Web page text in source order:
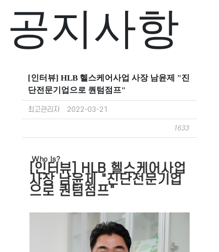
공지사항
[인터뷰] HLB 헬스케어사업 사장 남윤제 "진
단전문기업으로 퀀텀점프"
최고관리자 2022-03-21
1633
Who Is?
[인터뷰] HLB 헬스케어사업
사장 남윤제 "진단전문기업
으로 퀀텀점프"